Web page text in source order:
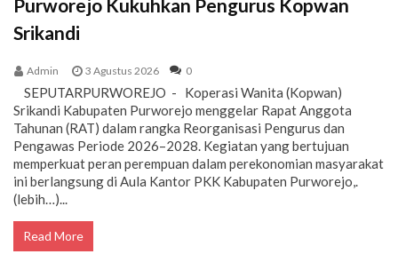
Purworejo Kukuhkan Pengurus Kopwan
Srikandi
Admin 3 Agustus 2026 0
SEPUTARPURWOREJO - Koperasi Wanita (Kopwan)
Srikandi Kabupaten Purworejo menggelar Rapat Anggota
Tahunan (RAT) dalam rangka Reorganisasi Pengurus dan
Pengawas Periode 2026–2028. Kegiatan yang bertujuan
memperkuat peran perempuan dalam perekonomian masyarakat
ini berlangsung di Aula Kantor PKK Kabupaten Purworejo,.
(lebih…)...
Read More